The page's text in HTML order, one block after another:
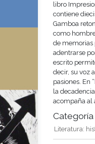
libro
contiene
Gamboa
como
de memorias
adentrarse
escrito
decir, su voz
pasiones. En
la
acompaña al
Categoría
Literatura: